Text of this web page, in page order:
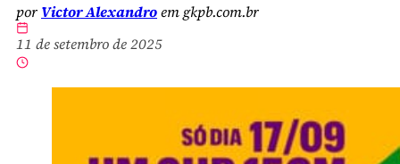
por Victor Alexandroem gkpb.com.br
11 de setembro de 2025